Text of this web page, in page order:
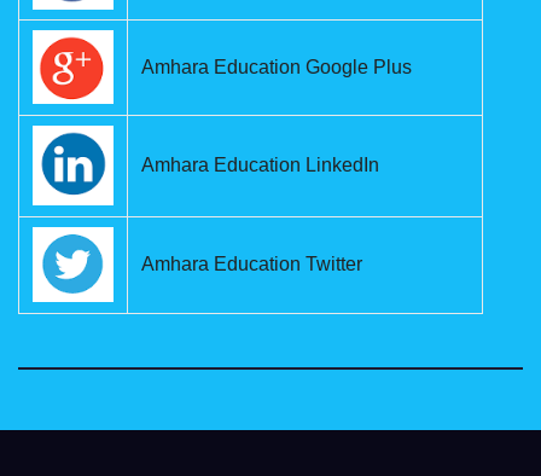
Amhara Education Google Plus
Amhara Education LinkedIn
Amhara Education Twitter